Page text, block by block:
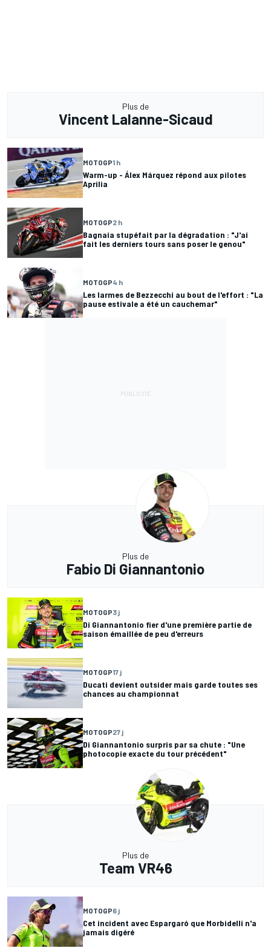
Plus de
Vincent Lalanne-Sicaud
MOTOGP1 h
Warm-up - Álex Márquez répond aux pilotes
Aprilia
MOTOGP2 h
Bagnaia stupéfait par la dégradation : "J'ai
fait les derniers tours sans poser le genou"
MOTOGP4 h
Les larmes de Bezzecchi au bout de l'effort : "La
pause estivale a été un cauchemar"
Plus de
Fabio Di Giannantonio
MOTOGP3 j
Di Giannantonio fier d'une première partie de
saison émaillée de peu d'erreurs
MOTOGP17 j
Ducati devient outsider mais garde toutes ses
chances au championnat
MOTOGP27 j
Di Giannantonio surpris par sa chute : "Une
photocopie exacte du tour précédent"
Plus de
Team VR46
MOTOGP6 j
Cet incident avec Espargaró que Morbidelli n'a
jamais digéré